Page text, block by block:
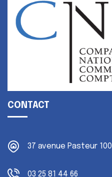
CONTACT
37 avenue Pasteur
03 25 81 44 66